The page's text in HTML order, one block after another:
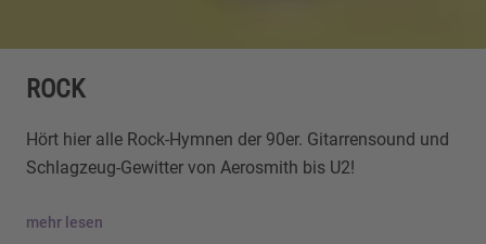
ROCK
Hört hier alle Rock-Hymnen der 90er. Gitarrensound und
Schlagzeug-Gewitter von Aerosmith bis U2!
mehr lesen